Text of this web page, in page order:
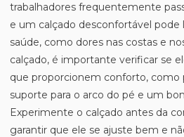
trabalhadores frequentemente
e um calçado desconfortável pode
saúde, como dores nas costas e
calçado, é importante verificar se
que proporcionem conforto, como
suporte para o arco do pé e um
Experimente o calçado antes da
garantir que ele se ajuste bem e